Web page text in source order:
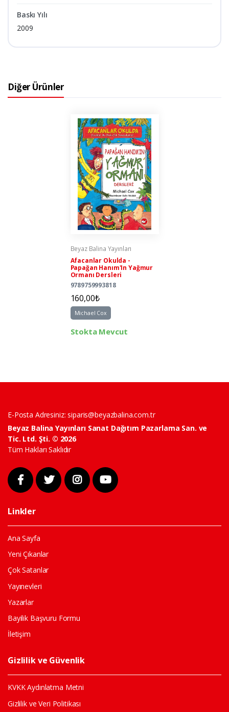
Baskı Yılı
2009
Diğer Ürünler
Beyaz Balina Yayınları
Afacanlar Okulda -
Papağan Hanım'In Yağmur
Ormanı Dersleri
9789759993818
160,00₺
Michael Cox
Stokta Mevcut
E-Posta Adresiniz:siparis@beyazbalina.com.tr
Beyaz Balina Yayınları Sanat Dağıtım Pazarlama San. ve
Tic. Ltd. Şti. © 2026
Tüm Hakları Saklıdır
Linkler
Ana Sayfa
Yeni Çıkanlar
Çok Satanlar
Yayınevleri
Yazarlar
Bayilik Başvuru Formu
İletişim
Gizlilik ve Güvenlik
KVKK Aydınlatma Metni
Gizlilik ve Veri Politikası